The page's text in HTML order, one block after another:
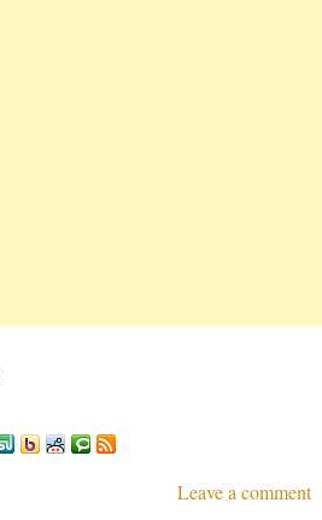
Leave a comment